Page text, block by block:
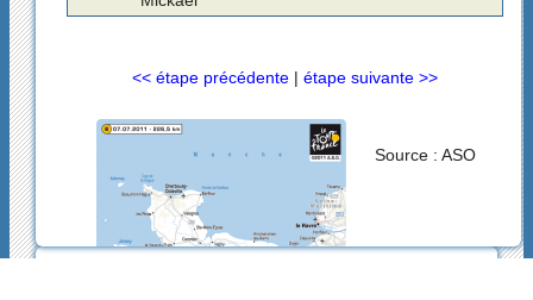
<< étape précédente |étape suivante >>
Source : ASO